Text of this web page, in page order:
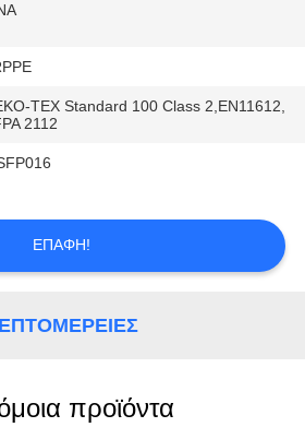
TEX Standard 100 Class 2,EN11612,
2112
ΕΠΑΦΉ!
προϊόντα